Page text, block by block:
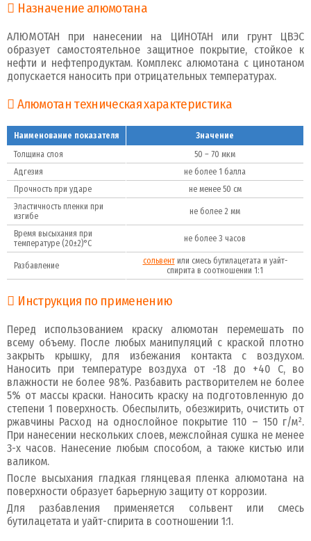
Назначение алюмотана
АЛЮМОТАН при нанесении на ЦИНОТАН или грунт ЦВЭС
образует самостоятельное защитное покрытие, стойкое к
нефти и нефтепродуктам. Комплекс алюмотана с цинотаном
допускается наносить при отрицательных температурах.
Алюмотан техническая характеристика
Наименование показателя
Значение
Толщина слоя
50 – 70 мкм
Адгезия
не более 1 балла
Прочность при ударе
не менее 50 см
Эластичность пленки при
изгибе
не более 2 мм
Время высыхания при
температуре (20±2)°С
не более 3 часов
Разбавление сольвентили смесь бутилацетата и уайт-
спирита в соотношении 1:1
Инструкция по применению
Перед использованием краску алюмотан перемешать по
всему объему. После любых манипуляций с краской плотно
закрыть крышку, для избежания контакта с воздухом.
Наносить при температуре воздуха от -18 до +40 С, во
влажности не более 98%. Разбавить растворителем не более
5% от массы краски. Наносить краску на подготовленную до
степени 1 поверхность. Обеспылить, обезжирить, очистить от
ржавчины Расход на однослойное покрытие 110 – 150 г/м².
При нанесении нескольких слоев, межслойная сушка не менее
3-х часов. Нанесение любым способом, а также кистью или
валиком.
После высыхания гладкая глянцевая пленка алюмотана на
поверхности образует барьерную защиту от коррозии.
Для разбавления применяется сольвент или смесь
бутилацетата и уайт-спирита в соотношении 1:1.